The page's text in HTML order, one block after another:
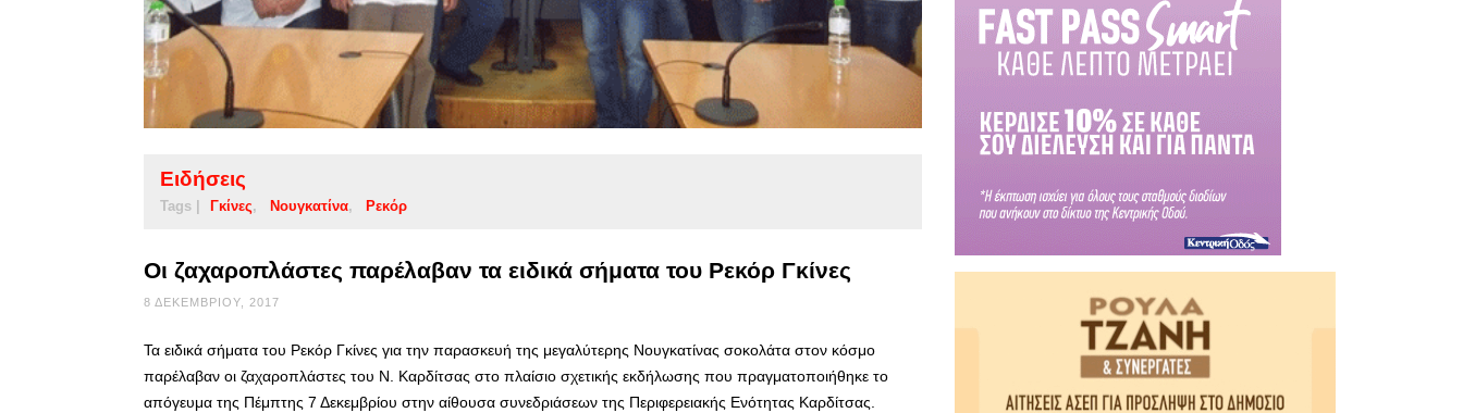
Ειδήσεις
Tags | Γκίνες Νουγκατίνα Ρεκόρ
Οι ζαχαροπλάστες παρέλαβαν τα ειδικά σήματα του Ρεκόρ Γκίνες
8 ΔΕΚΕΜΒΡΊΟΥ, 2017
Τα ειδικά σήματα του Ρεκόρ Γκίνες για την παρασκευή της μεγαλύτερης Νουγκατίνας σοκολάτα στον κόσμο
παρέλαβαν οι ζαχαροπλάστες του Ν. Καρδίτσας στο πλαίσιο σχετικής εκδήλωσης που πραγματοποιήθηκε το
απόγευμα της Πέμπτης 7 Δεκεμβρίου στην αίθουσα συνεδριάσεων της Περιφερειακής Ενότητας Καρδίτσας.